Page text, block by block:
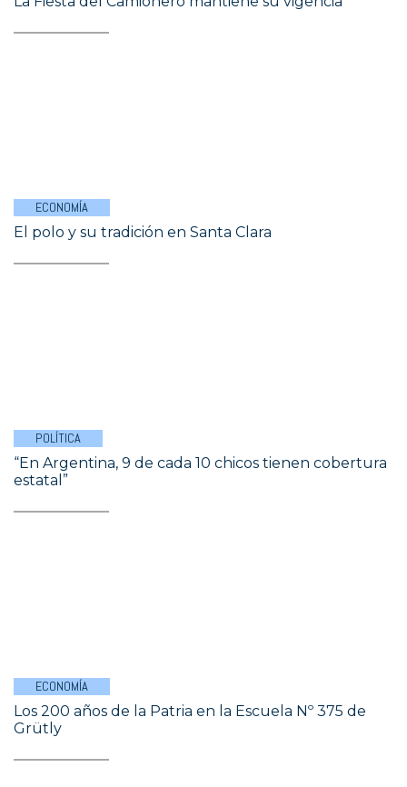
ECONOMÍA
El polo y su tradición en Santa Clara
POLÍTICA
“En Argentina, 9 de cada 10 chicos tienen cobertura
estatal”
ECONOMÍA
Los 200 años de la Patria en la Escuela Nº 375 de
Grütly